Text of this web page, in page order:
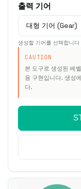
출력 기어
생성할 기어를 선택합니다
CAUTION
본 도구로 생성된 베
용 구현입니다. 생성
다.